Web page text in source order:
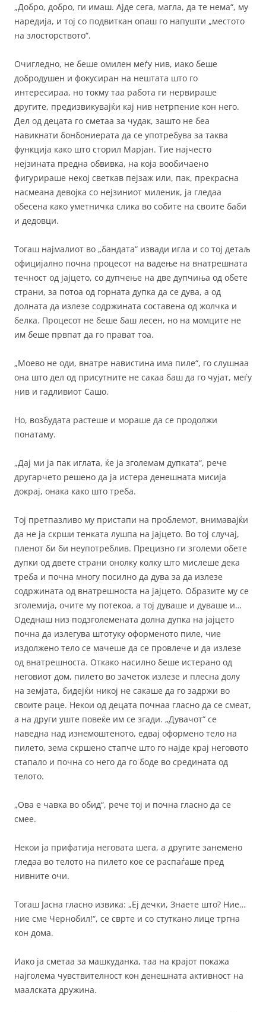
„Добро, добро, ги имаш. Ајде сега, магла, да те нема“, му
наредија, и тој со подвиткан опаш го напушти „местото
на злосторството“.
Очигледно, не беше омилен меѓу нив, иако беше
добродушен и фокусиран на нештата што го
интересираа, но токму таа работа ги нервираше
другите, предизвикувајќи кај нив нетрпение кон него.
Дел од децата го сметаа за чудак, зашто не беа
навикнати бонбониерата да се употребува за таква
функција како што сторил Марјан. Тие најчесто
нејзината предна обвивка, на која вообичаено
фигурираше некој светкав пејзаж или, пак, прекрасна
насмеана девојка со нејзиниот миленик, ја гледаа
обесена како уметничка слика во собите на своите баби
и дедовци.
Тогаш најмалиот во „бандата“ извади игла и со тој детаљ
официјално почна процесот на вадење на внатрешната
течност од јајцето, со дупчење на две дупчиња од обете
страни, за потоа од горната дупка да се дува, а од
долната да излезе содржината составена од жолчка и
белка. Процесот не беше баш лесен, но на момците не
им беше првпат да го прават тоа.
„Моево не оди, внатре навистина има пиле“, го слушнаа
она што дел од присутните не сакаа баш да го чујат, меѓу
нив и гадливиот Сашо.
Но, возбудата растеше и мораше да се продолжи
понатаму.
„Дај ми ја пак иглата, ќе ја зголемам дупката“, рече
другарчето решено да ја истера денешната мисија
докрај, онака како што треба.
Тој претпазливо му пристапи на проблемот, внимавајќи
да не ја скрши тенката лушпа на јајцето. Во тој случај,
пленот би би неупотреблив. Прецизно ги зголеми обете
дупки од двете страни онолку колку што мислеше дека
треба и почна многу посилно да дува за да излезе
содржината од внатрешноста на јајцето. Образите му се
зголемија, очите му потекоа, а тој дуваше и дуваше и…
Одеднаш низ подзголемената долна дупка на јајцето
почна да излегува штотуку оформеното пиле, чие
издолжено тело се мачеше да се провлече и да излезе
од внатрешноста. Откако насилно беше истерано од
неговиот дом, пилето во зачеток излезе и плесна долу
на земјата, бидејќи никој не сакаше да го задржи во
своите раце. Некои од децата почнаа гласно да се смеат,
а на други уште повеќе им се згади. „Дувачот“ се
наведна над изнемоштеното, едвај оформено тело на
пилето, зема скршено стапче што го најде крај неговото
стапало и почна со него да го боде во средината од
телото.
„Ова е чавка во обид“, рече тој и почна гласно да се
смее.
Некои ја прифатија неговата шега, а другите занемено
гледаа во телото на пилето кое се распаѓаше пред
нивните очи.
Тогаш Јасна гласно извика: „Еј дечки, Знаете што? Ние…
ние сме Чернобил!“, се сврте и со стуткано лице тргна
кон дома.
Иако ја сметаа за машкуданка, таа на крајот покажа
најголема чувствителност кон денешната активност на
маалската дружина.